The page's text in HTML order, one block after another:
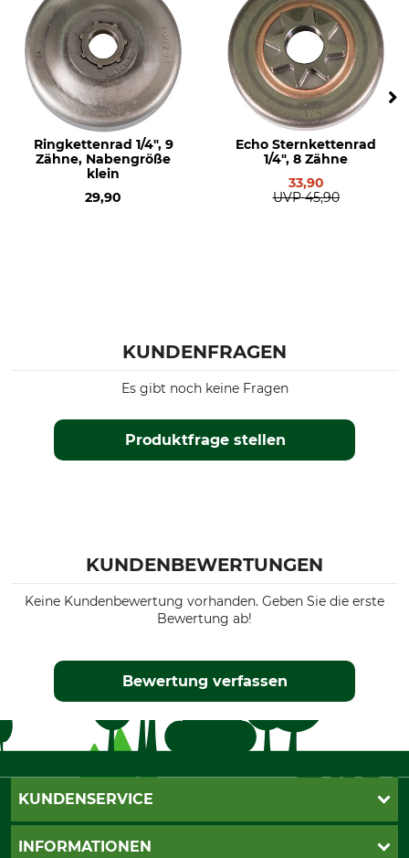
Ringkettenrad 1/4", 9
Zähne, Nabengröße
klein
29,90
Echo Sternkettenrad
1/4", 8 Zähne
33,90
UVP 45,90
KUNDENFRAGEN
Produktfrage stellen
Es gibt noch keine Fragen
KUNDENBEWERTUNGEN
Keine Kundenbewertung vorhanden. Geben Sie die erste
Bewertung ab!
Bewertung verfassen
KUNDENSERVICE
Katalogbestellung
INFORMATIONEN